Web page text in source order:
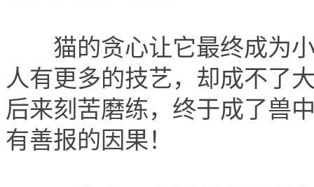
猫的贪心让它最终成为小
人有更多的技艺，却成不了
后来刻苦磨练，终于成了兽
有善报的因果！